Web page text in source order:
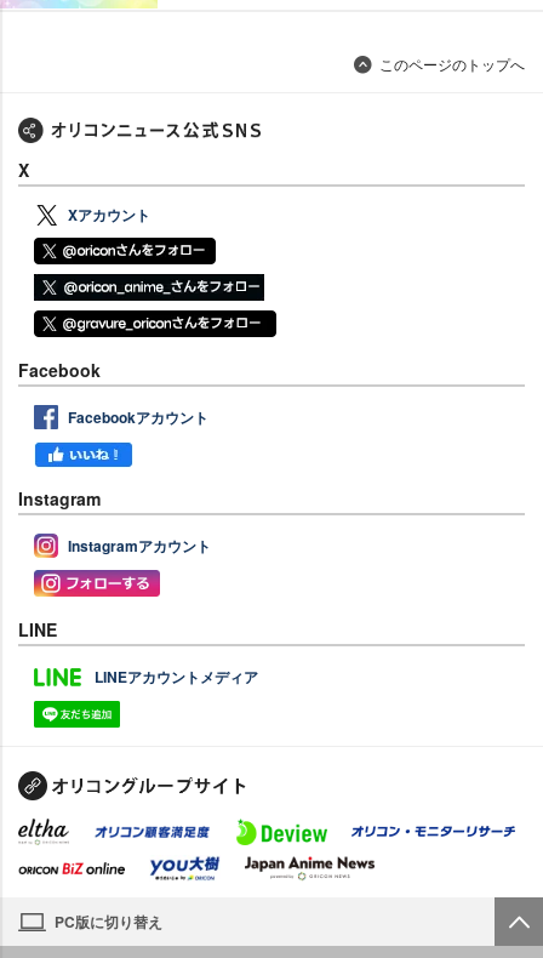
このページのトップへ
X
Xアカウント
Facebook
Facebookアカウント
Instagram
Instagramアカウント
LINE
LINEアカウントメディア
PC版に切り替え